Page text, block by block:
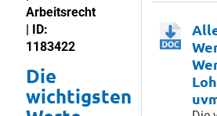
Arbeitsrecht
| ID:
1183422
Die
wichtigsten